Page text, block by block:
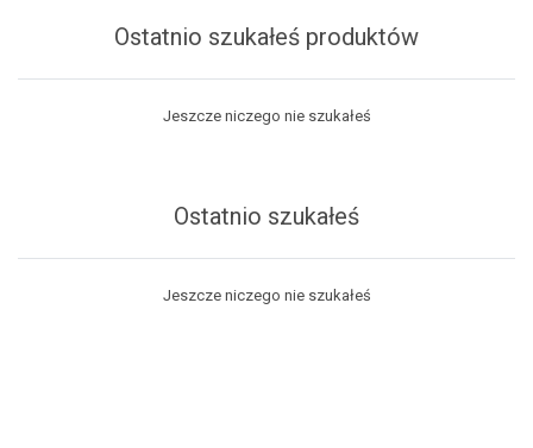
Ostatnio szukałeś produktów
Jeszcze niczego nie szukałeś
Ostatnio szukałeś
Jeszcze niczego nie szukałeś